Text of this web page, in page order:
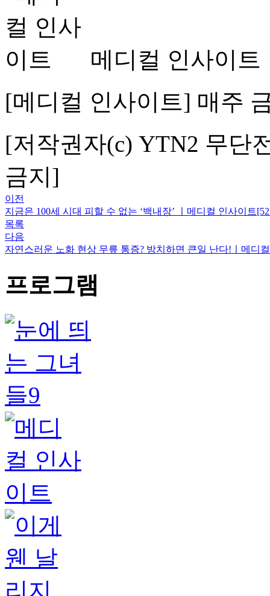
메디컬 인사이트
[메디컬 인사이트] 매주
[저작권자(c) YTN2 무단
금지]
이전
지금은 100세 시대 피할 수 없는 ‘백내장’ ㅣ메디컬 인사이트
목록
다음
자연스러운 노화 현상 무릎 통증? 방치하면 큰일 난다!ㅣ메디
프로그램